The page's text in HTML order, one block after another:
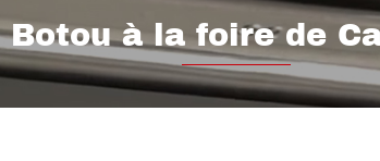
à la foire de